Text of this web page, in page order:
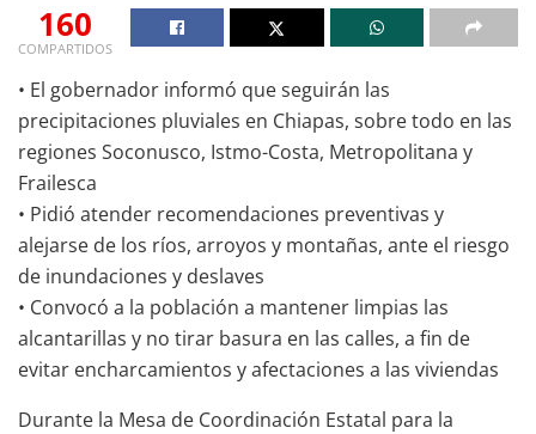
160
COMPARTIDOS
• El gobernador informó que seguirán las
precipitaciones pluviales en Chiapas, sobre todo en las
regiones Soconusco, Istmo-Costa, Metropolitana y
Frailesca
• Pidió atender recomendaciones preventivas y
alejarse de los ríos, arroyos y montañas, ante el riesgo
de inundaciones y deslaves
• Convocó a la población a mantener limpias las
alcantarillas y no tirar basura en las calles, a fin de
evitar encharcamientos y afectaciones a las viviendas
Durante la Mesa de Coordinación Estatal para la